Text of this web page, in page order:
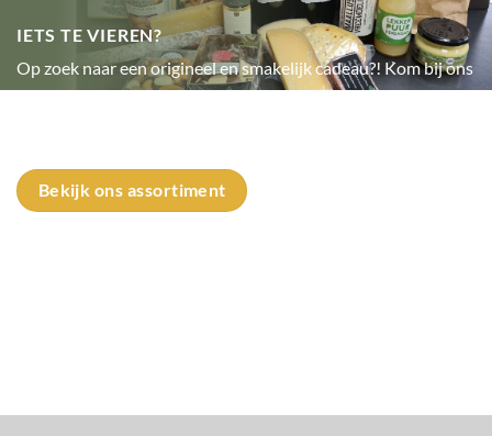
IETS TE VIEREN?
Op zoek naar een origineel en smakelijk cadeau?! Kom bij ons
langs en wij stellen voor jou een mooi ingepakt cadeaupakket
Bekijk ons assortiment